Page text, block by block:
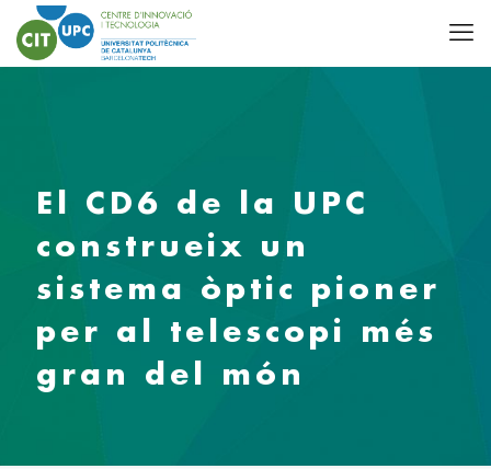
El CD6 de la UPC
construeix un
sistema òptic pioner
per al telescopi més
gran del món